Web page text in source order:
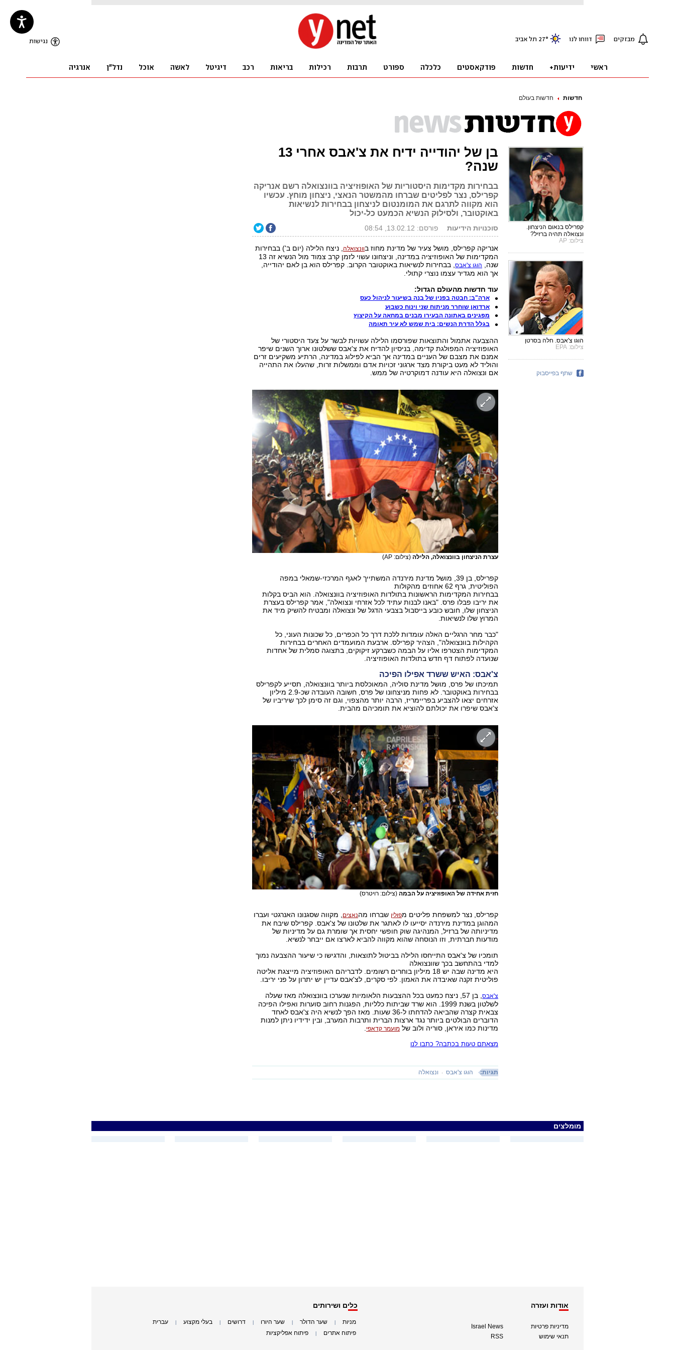
חדשות חדשות בעולם
בן של יהודייה ידיח את צ'אבס אחרי 13
שנה?
בבחירות מקדימות היסטוריות של האופוזיציה בוונצואלה רשם אנריקה
קפרילס, נצר לפליטים שברחו מהמשטר הנאצי, ניצחון מוחץ. עכשיו
הוא מקווה לתרגם את המומנטום לניצחון בבחירות לנשיאות
באוקטובר, ולסילוק הנשיא הכמעט כל-יכול
סוכנויות הידיעות פורסם: 13.02.12, 08:54
אנריקה קפרילס, מושל צעיר של מדינת מחוז בוונצואלה, ניצח הלילה (יום ב') בבחירות
המקדימות של האופוזיציה במדינה, וניצחונו עשוי לזמן קרב צמוד מול הנשיא זה 13
שנה, הוגו צ'אבס, בבחירות לנשיאות באוקטובר הקרוב. קפרילס הוא בן לאם יהודייה,
אך הוא מגדיר עצמו נוצרי קתולי.
עוד חדשות מהעולם הגדול:
ארה"ב: חבטה בפניו של בנה בשיעור לניהול כעס
ארדואן שוחרר מניתוח שני וינוח כשבוע
מפגינים באתונה הבעירו מבנים במחאה על הקיצוץ
בגלל הדרת הנשים: בית שמש לא עיר תאומה
ההצבעה אתמול והתוצאות שפורסמו הלילה עשויות לבשר על צעד היסטורי של
האופוזיציה המפולגת קדימה, בניסיון להדיח את צ'אבס ששלטונו ארוך השנים שיפר
אמנם את מצבם של העניים במדינה אך הביא לפילוג במדינה, הרתיע משקיעים זרים
והוליד לא מעט ביקורת מצד ארגוני זכויות אדם וממשלות זרות, שהעלו את התהייה
אם ונצואלה היא עודנה דמוקרטיה של ממש.
עצרת הניצחון בוונצואלה, הלילה (צילום: AP)
קפרילס, בן 39, מושל מדינת מירנדה המשתייך לאגף המרכזי-שמאלי במפה
הפוליטית, גרף 62 אחוזים מהקולות
בבחירות המקדימות הראשונות בתולדות האופוזיציה בוונצואלה. הוא הביס בקלות
את יריבו פבלו פרס. "באנו לבנות עתיד לכל אזרחי ונצואלה", אמר קפרילס בעצרת
הניצחון שלו, חובש כובע בייסבול בצבעי הדגל של ונצואלה ומבטיח להשיק מיד את
המרוץ שלו לנשיאות.
"כבר מחר הרגליים האלה עומדות ללכת דרך כל הכפרים, כל שכונות העוני, כל
הקהילות בוונצואלה", הצהיר קפרילס. ארבעת המועמדים האחרים בבחירות
המקדימות הצטרפו אליו על הבמה כשברקע זיקוקים, בתצוגה סמלית של אחדות
שנועדה לפתוח דף חדש בתולדות האופוזיציה.
צ'אבס: האיש ששרד אפילו הפיכה
תמיכתו של פרס, מושל מדינת סוליה, המאוכלסת ביותר בוונצואלה, תסייע לקפרילס
בבחירות באוקטובר. לא פחות מניצחונו של פרס, חשובה העובדה שכ-2.9 מיליון
אזרחים יצאו להצביע בפריימריז, הרבה יותר מהצפוי, וגם זה סימן לכך שיריביו של
צ'אבס שיפרו את יכולתם להוציא את תומכיהם מהבית.
חזית אחידה של האופוזיציה על הבמה (צילום: רויטרס)
קפרילס, נצר למשפחת פליטים מפולין שברחו מהנאצים
, מקווה שסגנונו האנרגטי ועברו
המהוגן במדינת מירנדה יסייעו לו לאתגר את שלטונו של צ'אבס. קפרילס שיבח את
מדיניותה של ברזיל, המנהיגה שוק חופשי יחסית אך שומרת גם על מדיניות של
מודעות חברתית, וזו הנוסחה שהוא מקווה להביא לארצו אם ייבחר לנשיא.
תומכיו של צ'אבס התייחסו הלילה בביטול לתוצאות, והדגישו כי שיעור ההצבעה נמוך
למדי בהתחשב בכך שוונצואלה
היא מדינה שבה יש 18 מיליון בוחרים רשומים. לדבריהם האופוזיציה מייצגת אליטה
פוליטית זקנה שאיבדה את האמון. לפי סקרים, לצ'אבס עדיין יש יתרון על פני יריבו.
צ'אבס
, בן 57, ניצח כמעט בכל ההצבעות הלאומיות שנערכו בוונצואלה מאז שעלה
לשלטון בשנת 1999. הוא שרד שביתות כלליות, הפגנות רחוב סוערות ואפילו הפיכה
צבאית קצרה שהביאה להדחתו ל-36 שעות. מאז הפך לנשיא היה צ'אבס לאחד
הדוברים הבולטים ביותר נגד ארצות הברית ותרבות המערב, ובין ידידיו ניתן למנות
מדינות כמו איראן, סוריה ולוב של מועמר קדאפי
מצאתם טעות בכתבה? כתבו לנו
תגיות: הוגו צ'אבס ונצואלה
קפרילס בנאום הניצחון.
ונצואלה תהיה ברזיל?
צילום: AP
הוגו צ'אבס. חלה בסרטן
צילום: EPA
שתף בפייסבוק
מומלצים
אודות ועזרה
מדיניות פרטיות
תנאי שימוש
Israel News
RSS
כלים ושירותים
מניות שער הדולר שער היורו דרושים בעלי מקצוע עברית
פיתוח אתרים פיתוח אפליקציות